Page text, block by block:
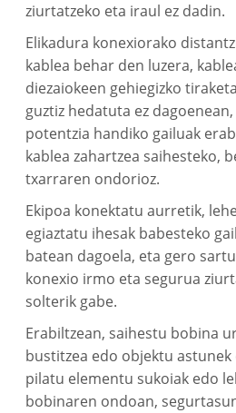
ziurtatzeko eta iraul ez dadin.
Elikadura konexiorako
kablea behar den luzera,
diezaiokeen gehiegizko
guztiz hedatuta ez
potentzia handiko gailuak
kablea zahartzea saihesteko,
txarraren ondorioz.
Ekipoa konektatu aurretik,
egiaztatu ihesak babesteko
batean dagoela, eta gero
konexio irmo eta segurua
solterik gabe.
Erabiltzean, saihestu bobina
bustitzea edo objektu astunek
pilatu elementu sukoiak edo
bobinaren ondoan,